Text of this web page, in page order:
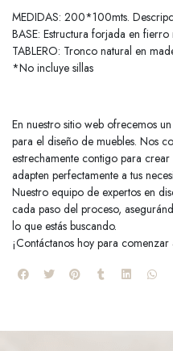
MEDIDAS: 200*100mts.
BASE: Estructura forjada en
TABLERO: Tronco natural en
*No incluye sillas
En nuestro sitio web ofrecemos
para el diseño de muebles. Nos
estrechamente contigo para
adapten perfectamente a tus
Nuestro equipo de expertos en
cada paso del proceso,
lo que estás buscando.
¡Contáctanos hoy para